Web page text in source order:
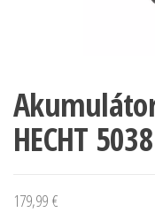
HECHT 5038
179,99 €